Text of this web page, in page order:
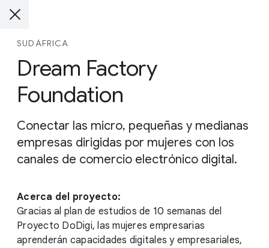
SUDÁFRICA
Dream Factory
Foundation
Conectar las micro, pequeñas y medianas
empresas dirigidas por mujeres con los
canales de comercio electrónico digital.
Acerca del proyecto:
Gracias al plan de estudios de 10 semanas del
Proyecto DoDigi, las mujeres empresarias
aprenderán capacidades digitales y empresariales,